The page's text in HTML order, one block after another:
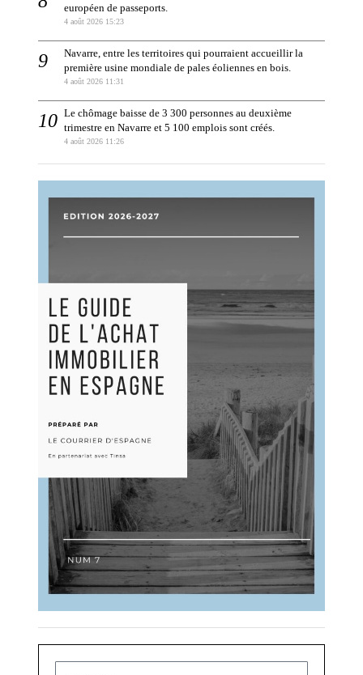
européen de passeports.
4 août 2026 15:23
Navarre, entre les territoires qui pourraient accueillir la
première usine mondiale de pales éoliennes en bois.
4 août 2026 11:31
Le chômage baisse de 3 300 personnes au deuxième
trimestre en Navarre et 5 100 emplois sont créés.
4 août 2026 11:26